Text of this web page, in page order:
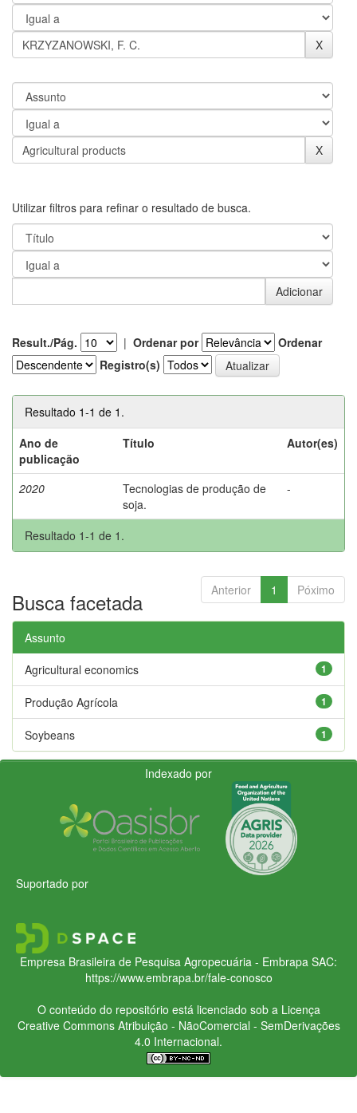
Utilizar filtros para refinar o resultado de busca.
Result./Pág. | Ordenar por
Ordenar
Registro(s)
Resultado 1-1 de 1.
Ano de
publicação
Título Autor(es)
2020
Tecnologias de produção de
soja.
-
Resultado 1-1 de 1.
Anterior 1 Póximo
Busca facetada
Assunto
1
Agricultural economics
1
Produção Agrícola
1
Soybeans
Indexado por
Suportado por
Empresa Brasileira de Pesquisa Agropecuária - Embrapa SAC:
https://www.embrapa.br/fale-conosco
O conteúdo do repositório está licenciado sob a Licença
Creative CommonsAtribuição - NãoComercial - SemDerivações
4.0 Internacional.